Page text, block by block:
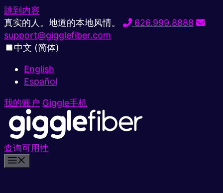
跳到内容
真实的人。地道的本地风情。
626.999.8888
support@gigglefiber.com
中文 (简体)
English
Español
我的账户 Giggle手机
查询可用性